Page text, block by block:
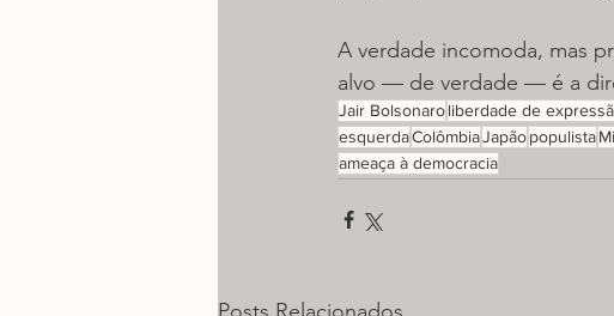
A verdade incomoda, mas
alvo — de verdade — é a
Jair Bolsonaroliberdade de
esquerdaColômbiaJapãopopulista
ameaça à democracia